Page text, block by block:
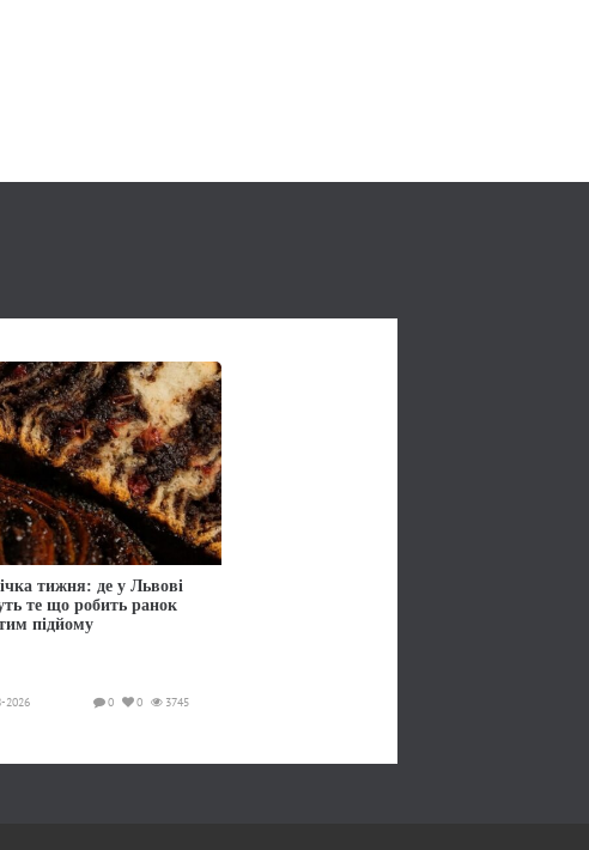
тижня: де у Львові
те що робить ранок
підйому
2026 3745
0
0